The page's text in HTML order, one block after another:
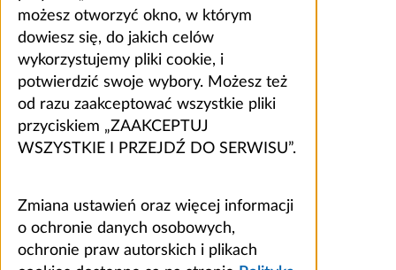
możesz otworzyć okno, w którym
dowiesz się, do jakich celów
wykorzystujemy pliki cookie, i
potwierdzić swoje wybory. Możesz też
od razu zaakceptować wszystkie pliki
przyciskiem „ZAAKCEPTUJ
WSZYSTKIE I PRZEJDŹ DO SERWISU”.
Zmiana ustawień oraz więcej informacji
o ochronie danych osobowych,
ochronie praw autorskich i plikach